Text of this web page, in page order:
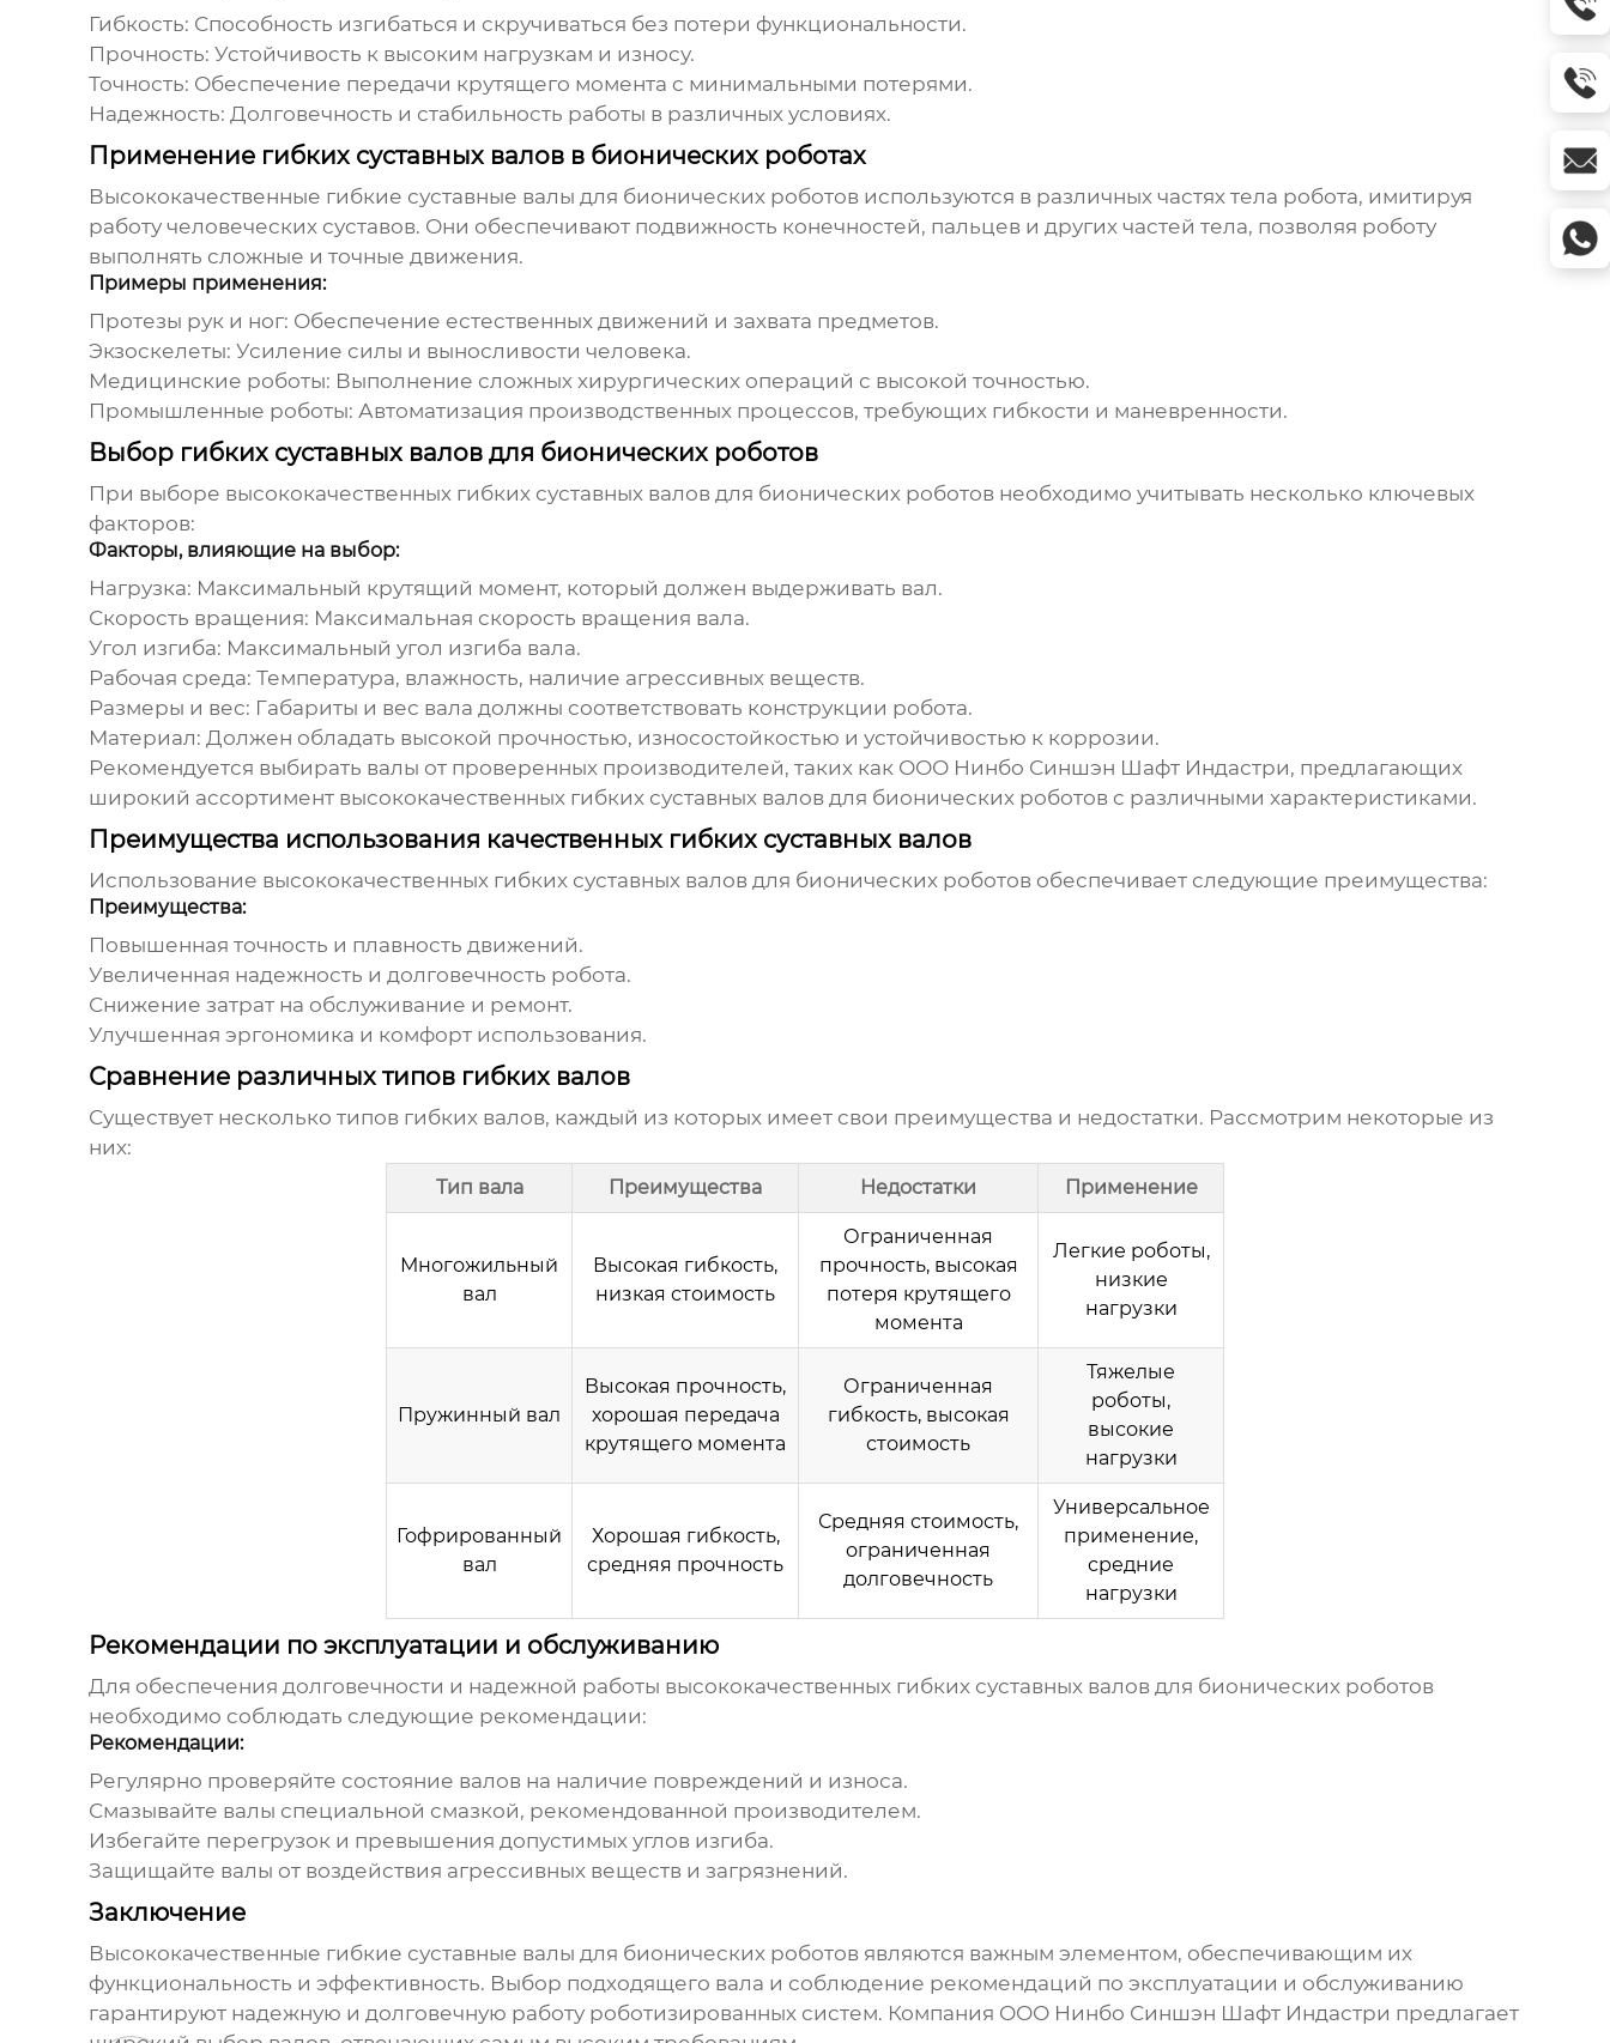
Гибкость: Способность изгибаться и скручиваться без потери функциональности.
Прочность: Устойчивость к высоким нагрузкам и износу.
Точность: Обеспечение передачи крутящего момента с минимальными потерями.
Надежность: Долговечность и стабильность работы в различных условиях.
Применение гибких суставных валов в бионических роботах
Высококачественные гибкие суставные валы для бионических роботовиспользуются в различных частях тела робота, имитируя
работу человеческих суставов. Они обеспечивают подвижность конечностей, пальцев и других частей тела, позволяя роботу
выполнять сложные и точные движения.
Примеры применения:
Протезы рук и ног: Обеспечение естественных движений и захвата предметов.
Экзоскелеты: Усиление силы и выносливости человека.
Медицинские роботы: Выполнение сложных хирургических операций с высокой точностью.
Промышленные роботы: Автоматизация производственных процессов, требующих гибкости и маневренности.
Выбор гибких суставных валов для бионических роботов
При выборе высококачественных гибких суставных валов для бионических роботовнеобходимо учитывать несколько ключевых
факторов:
Факторы, влияющие на выбор:
Нагрузка: Максимальный крутящий момент, который должен выдерживать вал.
Скорость вращения: Максимальная скорость вращения вала.
Угол изгиба: Максимальный угол изгиба вала.
Рабочая среда: Температура, влажность, наличие агрессивных веществ.
Размеры и вес: Габариты и вес вала должны соответствовать конструкции робота.
Материал: Должен обладать высокой прочностью, износостойкостью и устойчивостью к коррозии.
Рекомендуется выбирать валы от проверенных производителей, таких как ООО Нинбо Синшэн Шафт Индастри, предлагающих
широкий ассортимент высококачественных гибких суставных валов для бионических роботовс различными характеристиками.
Преимущества использования качественных гибких суставных валов
Использование высококачественных гибких суставных валов для бионических роботовобеспечивает следующие преимущества:
Преимущества:
Повышенная точность и плавность движений.
Увеличенная надежность и долговечность робота.
Снижение затрат на обслуживание и ремонт.
Улучшенная эргономика и комфорт использования.
Сравнение различных типов гибких валов
Существует несколько типов гибких валов, каждый из которых имеет свои преимущества и недостатки. Рассмотрим некоторые из
них:
Тип вала Преимущества Недостатки Применение
Многожильный
вал
Высокая гибкость,
низкая стоимость
Ограниченная
прочность, высокая
потеря крутящего
момента
Легкие роботы,
низкие
нагрузки
Пружинный вал
Высокая прочность,
хорошая передача
крутящего момента
Ограниченная
гибкость, высокая
стоимость
Тяжелые
роботы,
высокие
нагрузки
Гофрированный
вал
Хорошая гибкость,
средняя прочность
Средняя стоимость,
ограниченная
долговечность
Универсальное
применение,
средние
нагрузки
Рекомендации по эксплуатации и обслуживанию
Для обеспечения долговечности и надежной работы высококачественных гибких суставных валов для бионических роботов
необходимо соблюдать следующие рекомендации:
Рекомендации:
Регулярно проверяйте состояние валов на наличие повреждений и износа.
Смазывайте валы специальной смазкой, рекомендованной производителем.
Избегайте перегрузок и превышения допустимых углов изгиба.
Защищайте валы от воздействия агрессивных веществ и загрязнений.
Заключение
Высококачественные гибкие суставные валы для бионических роботовявляются важным элементом, обеспечивающим их
функциональность и эффективность. Выбор подходящего вала и соблюдение рекомендаций по эксплуатации и обслуживанию
гарантируют надежную и долговечную работу роботизированных систем. Компания ООО Нинбо Синшэн Шафт Индастри предлагает